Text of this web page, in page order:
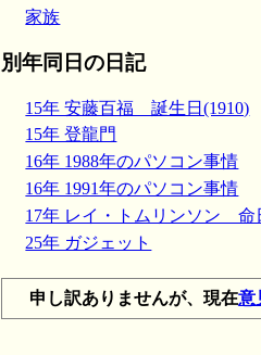
家族
別年同日の日記
15年 安藤百福 誕生日(1910)
15年 登龍門
16年 1988年のパソコン事情
16年 1991年のパソコン事情
17年 レイ・トムリンソン 命
25年 ガジェット
申し訳ありませんが、現在意